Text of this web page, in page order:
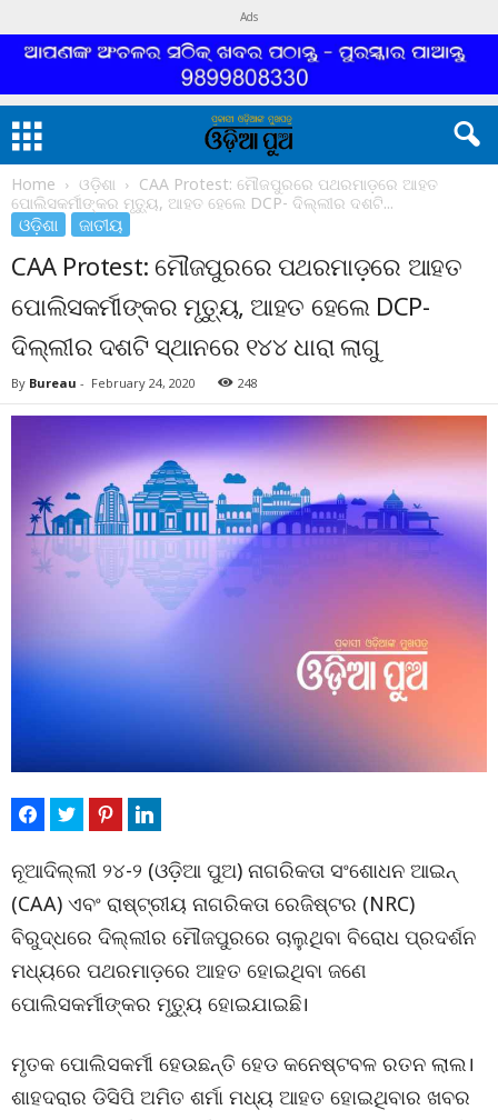
Ads
Home ଓଡ଼ିଶା
CAA Protest: ମୌଜପୁରରେ ପଥରମାଡ଼ରେ ଆହତ
ପୋଲିସକର୍ମୀଙ୍କର ମୃତ୍ୟୁ, ଆହତ ହେଲେ DCP- ଦିଲ୍ଲୀର ଦଶଟି...
ଓଡ଼ିଶା ଜାତୀୟ
CAA Protest: ମୌଜପୁରରେ ପଥରମାଡ଼ରେ ଆହତ
ପୋଲିସକର୍ମୀଙ୍କର ମୃତ୍ୟୁ, ଆହତ ହେଲେ DCP-
ଦିଲ୍ଲୀର ଦଶଟି ସ୍ଥାନରେ ୧୪୪ ଧାରା ଲାଗୁ
By Bureau - February 24, 2020 248
ନୂଆଦିଲ୍ଲୀ ୨୪-୨ (ଓଡ଼ିଆ ପୁଅ) ନାଗରିକତା ସଂଶୋଧନ ଆଇନ୍
(CAA) ଏବଂ ରାଷ୍ଟ୍ରୀୟ ନାଗରିକତା ରେଜିଷ୍ଟର (NRC)
ବିରୁଦ୍ଧରେ ଦିଲ୍ଲୀର ମୌଜପୁରରେ ଚାଲୁଥିବା ବିରୋଧ ପ୍ରଦର୍ଶନ
ମଧ୍ୟରେ ପଥରମାଡ଼ରେ ଆହତ ହୋଇଥିବା ଜଣେ
ପୋଲିସକର୍ମୀଙ୍କର ମୃତ୍ୟୁ ହୋଇଯାଇଛି।
ମୃତକ ପୋଲିସକର୍ମୀ ହେଉଛନ୍ତି ହେଡ କନେଷ୍ଟବଳ ରତନ ଲାଲ।
ଶାହଦରାର ଡିସିପି ଅମିତ ଶର୍ମା ମଧ୍ୟ ଆହତ ହୋଇଥିବାର ଖବର